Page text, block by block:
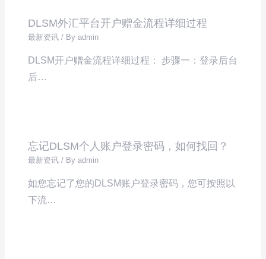
DLSM外汇平台开户赠金流程详细过程
最新资讯 / Byadmin
DLSM开户赠金流程详细过程： 步骤一：登录后台
后…
忘记DLSM个人账户登录密码，如何找回？
最新资讯 / Byadmin
如您忘记了您的DLSM账户登录密码，您可按照以
下流…